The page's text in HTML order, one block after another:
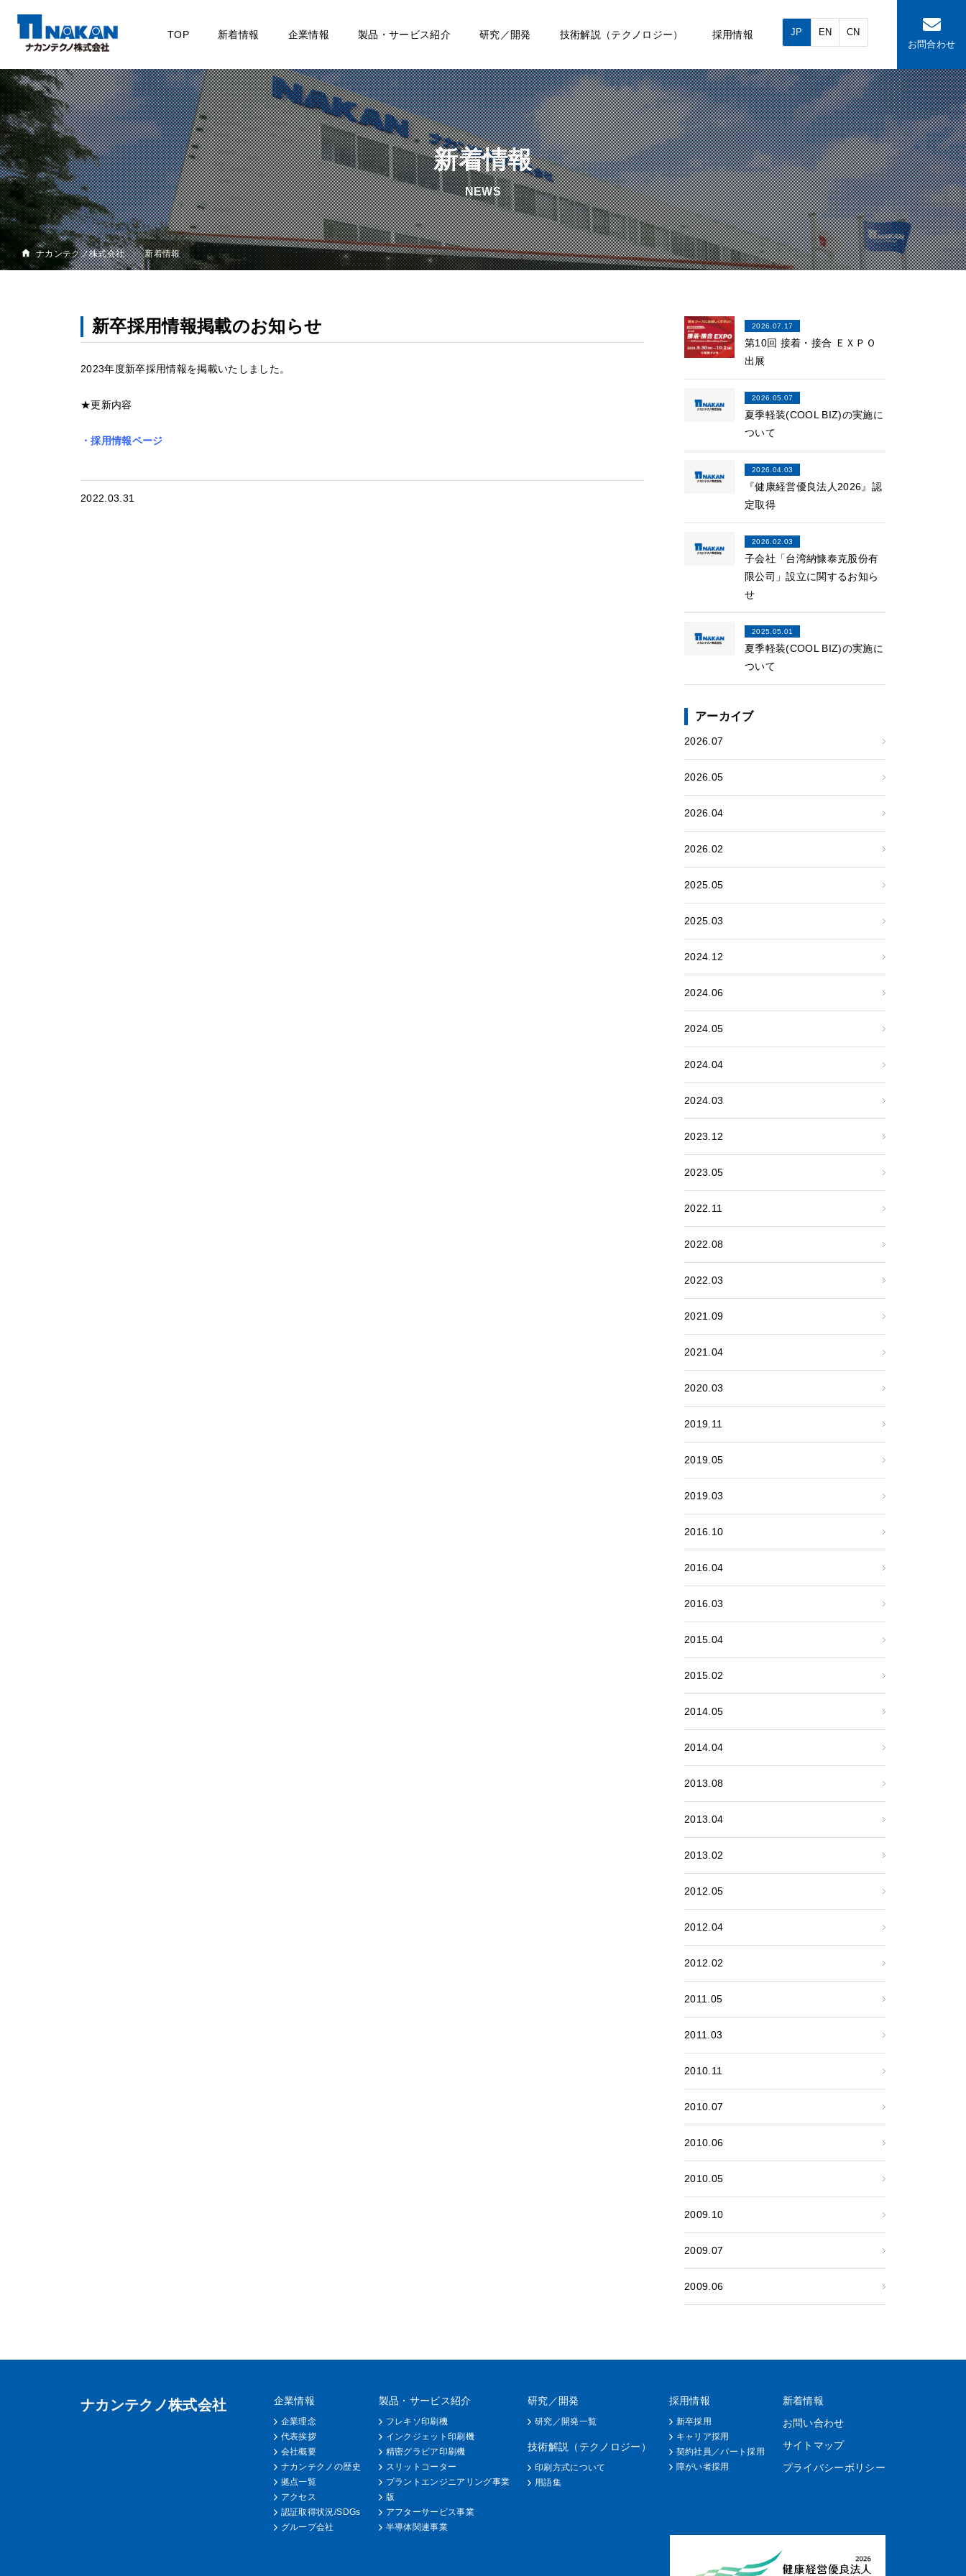
TOP 新着情報 企業情報 製品・サービス紹介 研究／開発 技術解説（テクノロジー） 採用情報 JP EN
CN
お問合わせ
新着情報
ナカンテクノ株式会社 新着情報
新卒採用情報掲載のお知らせ
2023年度新卒採用情報を掲載いたしました。
★更新内容
・採用情報ページ
2022.03.31
2026.07.17
第10回 接着・接合 ＥＸＰＯ
出展
2026.05.07
夏季軽装(COOL BIZ)の実施に
ついて
2026.04.03
『健康経営優良法人2026』認
定取得
2026.02.03
子会社「台湾納慷泰克股份有
限公司」設立に関するお知ら
せ
2025.05.01
夏季軽装(COOL BIZ)の実施に
ついて
アーカイブ
2026.07
2026.05
2026.04
2026.02
2025.05
2025.03
2024.12
2024.06
2024.05
2024.04
2024.03
2023.12
2023.05
2022.11
2022.08
2022.03
2021.09
2021.04
2020.03
2019.11
2019.05
2019.03
2016.10
2016.04
2016.03
2015.04
2015.02
2014.05
2014.04
2013.08
2013.04
2013.02
2012.05
2012.04
2012.02
2011.05
2011.03
2010.11
2010.07
2010.06
2010.05
2009.10
2009.07
2009.06
ナカンテクノ株式会社 企業情報
企業理念
代表挨拶
会社概要
ナカンテクノの歴史
拠点一覧
アクセス
認証取得状況/SDGs
グループ会社
製品・サービス紹介
フレキソ印刷機
インクジェット印刷機
精密グラビア印刷機
スリットコーター
プラントエンジニアリング事業
版
アフターサービス事業
半導体関連事業
研究／開発
研究／開発一覧
技術解説（テクノロジー）
印刷方式について
用語集
採用情報
新卒採用
キャリア採用
契約社員／パート採用
障がい者採用
新着情報
お問い合わせ
サイトマップ
プライバシーポリシー